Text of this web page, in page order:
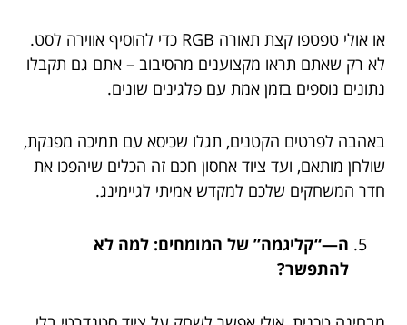
או אולי טפטפו קצת תאורה RGB כדי להוסיף אווירה לסט.
לא רק שאתם תראו מקצוענים מהסיבוב – אתם גם תקבלו
נתונים נוספים בזמן אמת עם פלגינים שונים.
באהבה לפרטים הקטנים, תגלו שכיסא עם תמיכה מפנקת,
שולחן מותאם, ועד ציוד אחסון חכם זה הכלים שיהפכו את
חדר המשחקים שלכם למקדש אמיתי לגיימינג.
ה—“קליגמה” של המומחים: למה לא
להתפשר?